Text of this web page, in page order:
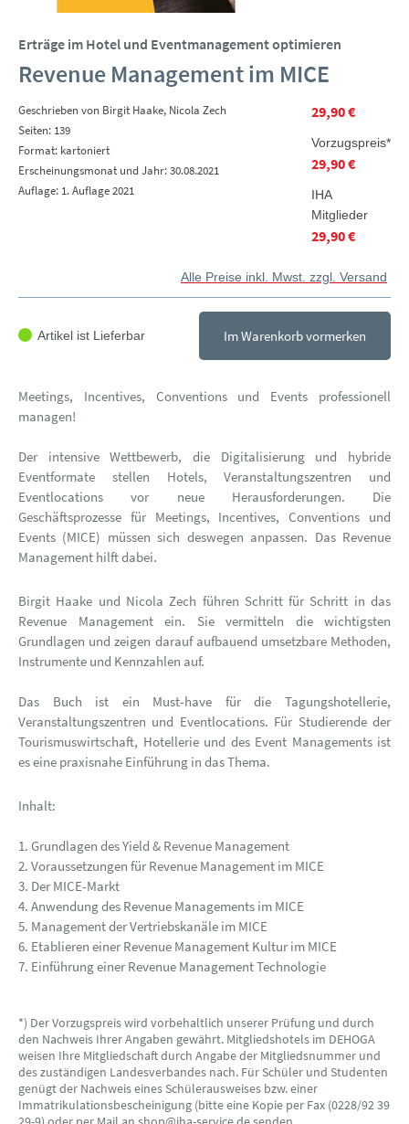
Erträge im Hotel und Eventmanagement optimieren
Revenue Management im MICE
Geschrieben von Birgit Haake, Nicola Zech
Seiten: 139
Format: kartoniert
Erscheinungsmonat und Jahr: 30.08.2021
Auflage: 1. Auflage 2021
29,90 €
Vorzugspreis*
29,90 €
IHA
Mitglieder
29,90 €
Alle Preise inkl. Mwst. zzgl. Versand
Artikel ist Lieferbar Im Warenkorb vormerken
Meetings, Incentives, Conventions und Events professionell
managen!
Der intensive Wettbewerb, die Digitalisierung und hybride
Eventformate stellen Hotels, Veranstaltungszentren und
Eventlocations vor neue Herausforderungen. Die
Geschäftsprozesse für Meetings, Incentives, Conventions und
Events (MICE) müssen sich deswegen anpassen. Das Revenue
Management hilft dabei.
Birgit Haake und Nicola Zech führen Schritt für Schritt in das
Revenue Management ein. Sie vermitteln die wichtigsten
Grundlagen und zeigen darauf aufbauend umsetzbare Methoden,
Instrumente und Kennzahlen auf.
Das Buch ist ein Must-have für die Tagungshotellerie,
Veranstaltungszentren und Eventlocations. Für Studierende der
Tourismuswirtschaft, Hotellerie und des Event Managements ist
es eine praxisnahe Einführung in das Thema.
Inhalt:
1. Grundlagen des Yield & Revenue Management
2. Voraussetzungen für Revenue Management im MICE
3. Der MICE-Markt
4. Anwendung des Revenue Managements im MICE
5. Management der Vertriebskanäle im MICE
6. Etablieren einer Revenue Management Kultur im MICE
7. Einführung einer Revenue Management Technologie
*) Der Vorzugspreis wird vorbehaltlich unserer Prüfung und durch
den Nachweis Ihrer Angaben gewährt. Mitgliedshotels im DEHOGA
weisen Ihre Mitgliedschaft durch Angabe der Mitgliedsnummer und
des zuständigen Landesverbandes nach. Für Schüler und Studenten
genügt der Nachweis eines Schülerausweises bzw. einer
Immatrikulationsbescheinigung (bitte eine Kopie per Fax (0228/92 39